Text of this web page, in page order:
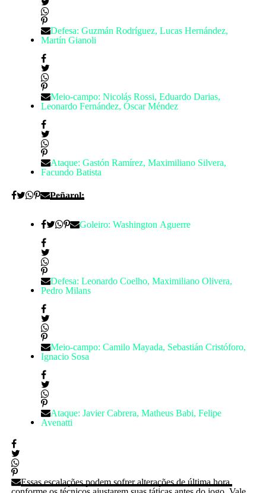
Defesa: Guzmán Rodríguez, Lucas Hernández,
Martín Gianoli
Meio-campo: Nicolás Rossi, Eduardo Darias,
Leonardo Fernández, Óscar Méndez
Ataque: Gastón Ramírez, Maximiliano Silvera,
Facundo Batista
Peñarol:
Goleiro: Washington Aguerre
Defesa: Leonardo Coelho, Maximiliano Olivera,
Pedro Milans
Meio-campo: Camilo Mayada, Sebastián Cristóforo,
Ignacio Sosa
Ataque: Javier Cabrera, Matheus Babi, Felipe
Avenatti
Essas escalações podem sofrer alterações de última hora,